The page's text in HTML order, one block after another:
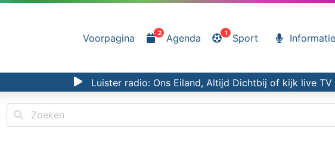
Voorpagina 2 Agenda 1 Sport Informatie
Luister radio: Ons Eiland, Altijd Dichtbij of kijk live TV